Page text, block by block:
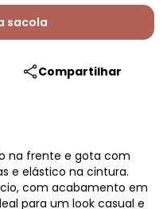
valor, usando o cupom:
até 07/08/2026.
sacola
Compartilhar
na frente e gota com
e elástico na cintura.
com acabamento em
para um look casual e